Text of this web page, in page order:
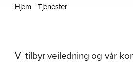
Tjenester
Hjem Tjenester
Vi tilbyr veiledning og vår